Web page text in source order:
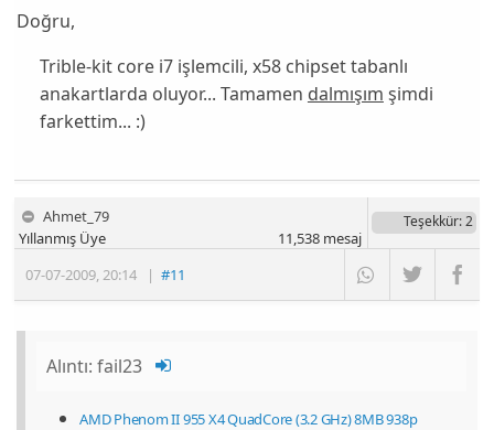
Doğru,
Trible-kit core i7 işlemcili, x58 chipset tabanlı
anakartlarda oluyor... Tamamen dalmışım şimdi
farkettim... :)
Ahmet_79
07-07-2009,20:14 |#11
Yıllanmış Üye
Teşekkür: 2
11,538mesaj
Alıntı:fail23
AMD Phenom II 955 X4 QuadCore (3.2 GHz) 8MB 938p